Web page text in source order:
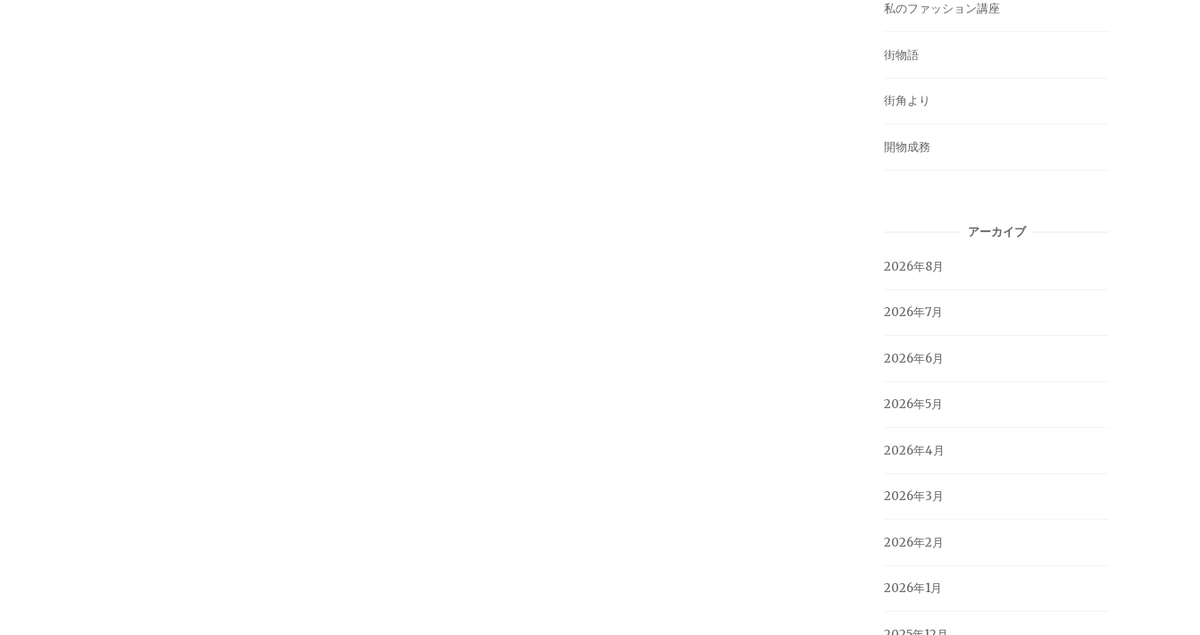
私のファッション講座
街物語
街角より
開物成務
アーカイブ
2026年8月
2026年7月
2026年6月
2026年5月
2026年4月
2026年3月
2026年2月
2026年1月